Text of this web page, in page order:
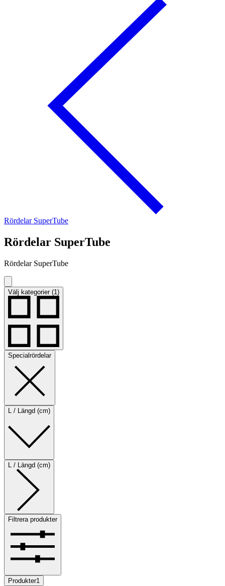
Rördelar SuperTube
Rördelar SuperTube
Rördelar SuperTube
Välj kategorier (1)
Specialrördelar
L / Längd (cm)
L / Längd (cm)
Filtrera produkter
Produkter1